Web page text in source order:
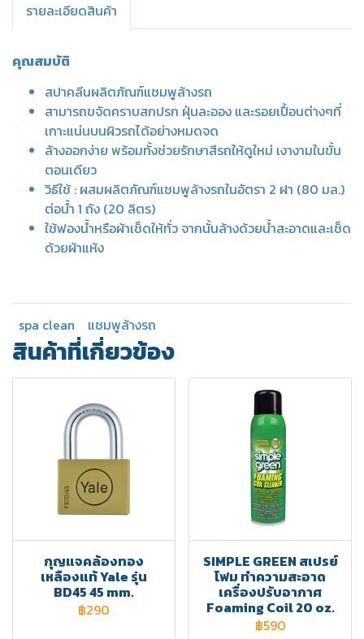
รายละเอียดสินค้า
คุณสมบัติ
สปาคลีนผลิตภัณฑ์แชมพูล้างรถ
สามารถขจัดคราบสกปรก ฝุ่นละออง และรอยเปื้อนต่างๆที่
เกาะแน่นบนผิวรถได้อย่างหมดจด
ล้างออกง่าย พร้อมทั้งช่วยรักษาสีรถให้ดูใหม่ เงางามในขั้น
ตอนเดียว
วิธีใช้ : ผสมผลิตภัณฑ์แชมพูล้างรถในอัตรา 2 ฝา (80 มล.)
ต่อน้ำ 1 ถัง (20 ลิตร)
ใช้ฟองน้ำหรือผ้าเช็ดให้ทั่ว จากนั้นล้างด้วยน้ำสะอาดและเช็ด
ด้วยผ้าแห้ง
spa clean แชมพูล้างรถ
สินค้าที่เกี่ยวข้อง
กุญแจคล้องทอง
เหลืองแท้ Yale รุ่น
BD45 45 mm.
฿290
SIMPLE GREEN สเปรย์
โฟม ทำความสะอาด
เครื่องปรับอากาศ
Foaming Coil 20 oz.
฿590